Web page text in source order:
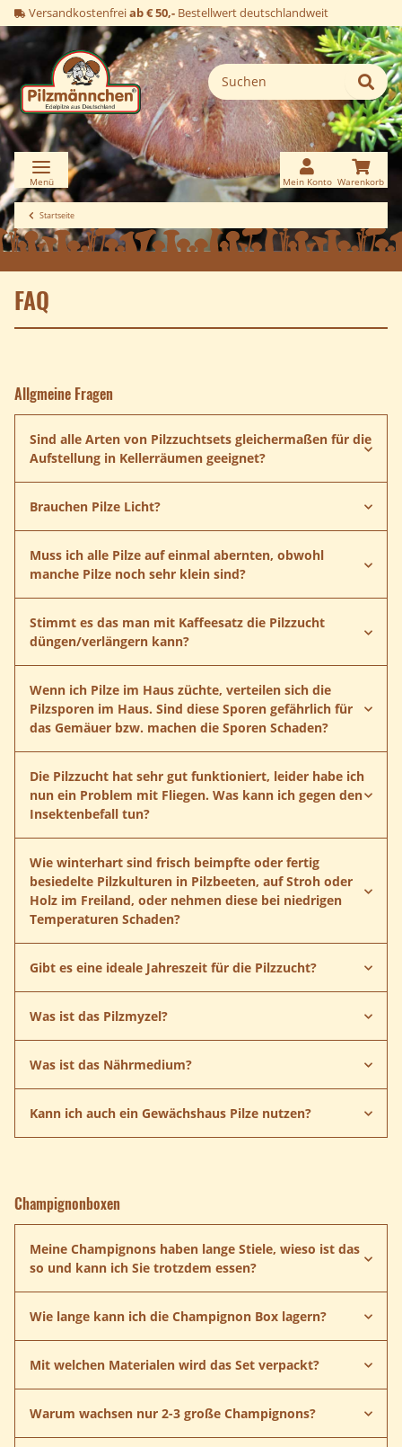
Versandkostenfreiab € 50,- Bestellwert deutschlandweit
Startseite
FAQ
Allgmeine Fragen
Sind alle Arten von Pilzzuchtsets gleichermaßen für die
Aufstellung in Kellerräumen geeignet?
Pilzzucht Sets
Brauchen Pilze Licht?
Pilzkultur
Austernpilz
Champignon
Muss ich alle Pilze auf einmal abernten, obwohl
manche Pilze noch sehr klein sind?
Stimmt es das man mit Kaffeesatz die Pilzzucht
düngen/verlängern kann?
Wenn ich Pilze im Haus züchte, verteilen sich die
Pilzsporen im Haus. Sind diese Sporen gefährlich für
das Gemäuer bzw. machen die Sporen Schaden?
Die Pilzzucht hat sehr gut funktioniert, leider habe ich
nun ein Problem mit Fliegen. Was kann ich gegen den
Insektenbefall tun?
Wie winterhart sind frisch beimpfte oder fertig
besiedelte Pilzkulturen in Pilzbeeten, auf Stroh oder
Holz im Freiland, oder nehmen diese bei niedrigen
Temperaturen Schaden?
Gibt es eine ideale Jahreszeit für die Pilzzucht?
Freiland
Was ist das Pilzmyzel?
Was ist das Nährmedium?
Malzextrakt
Petrischalen
Pilzsubstratmischungen
Kann ich auch ein Gewächshaus Pilze nutzen?
Braunkappen bzw. Kulturträuschling Rosenseitlinge
Reishipilze
Pioppino
Champignonboxen
Meine Champignons haben lange Stiele, wieso ist das
so und kann ich Sie trotzdem essen?
Wie lange kann ich die Champignon Box lagern?
Champigonset
Mit welchen Materialen wird das Set verpackt?
Warum wachsen nur 2-3 große Champignons?